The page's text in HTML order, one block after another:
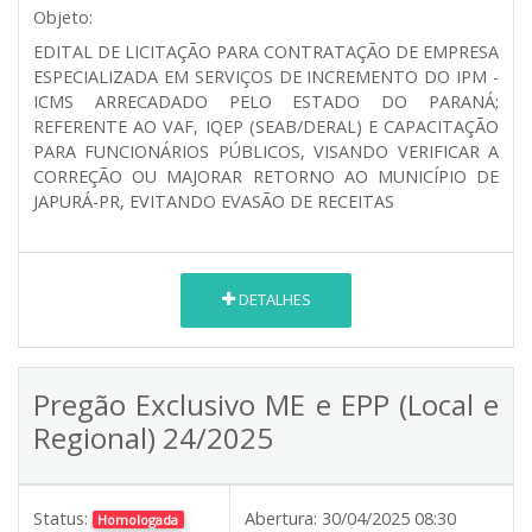
Objeto:
EDITAL DE LICITAÇÃO PARA CONTRATAÇÃO DE EMPRESA
ESPECIALIZADA EM SERVIÇOS DE INCREMENTO DO IPM -
ICMS ARRECADADO PELO ESTADO DO PARANÁ;
REFERENTE AO VAF, IQEP (SEAB/DERAL) E CAPACITAÇÃO
PARA FUNCIONÁRIOS PÚBLICOS, VISANDO VERIFICAR A
CORREÇÃO OU MAJORAR RETORNO AO MUNICÍPIO DE
JAPURÁ-PR, EVITANDO EVASÃO DE RECEITAS
DETALHES
Pregão Exclusivo ME e EPP (Local e
Regional) 24/2025
Status: Homologada Abertura: 30/04/2025 08:30